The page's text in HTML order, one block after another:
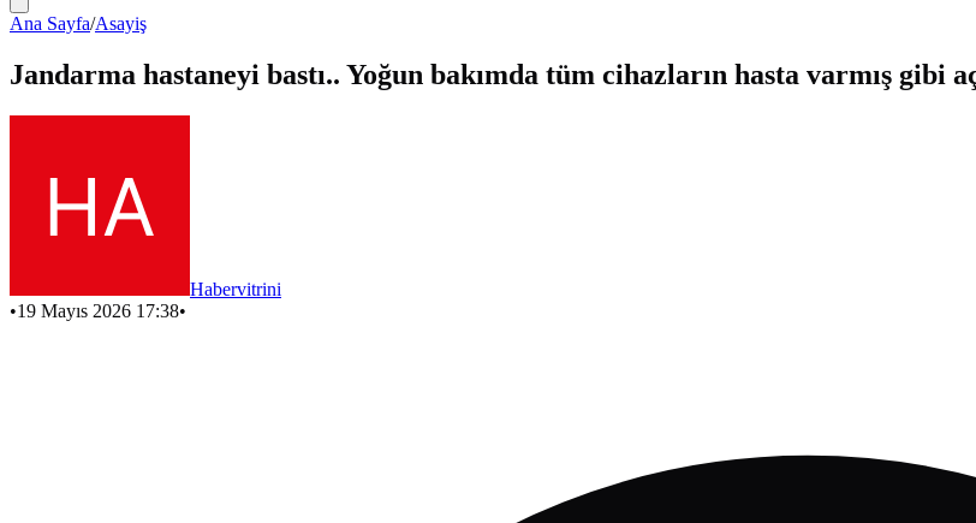
Ana Sayfa/Asayiş
Jandarma hastaneyi bastı.. Yoğun bakımda tüm cihazların hasta varmış gibi
Habervitrini
•19 Mayıs 2026 17:38•